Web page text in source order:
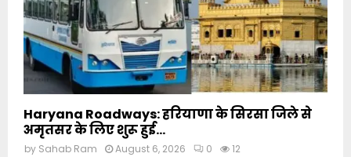
Haryana Roadways: हरियाणा के सिरसा जिले से
अमृतसर के लिए शुरू हुई...
by Sahab Ram August 6, 2026 0 12